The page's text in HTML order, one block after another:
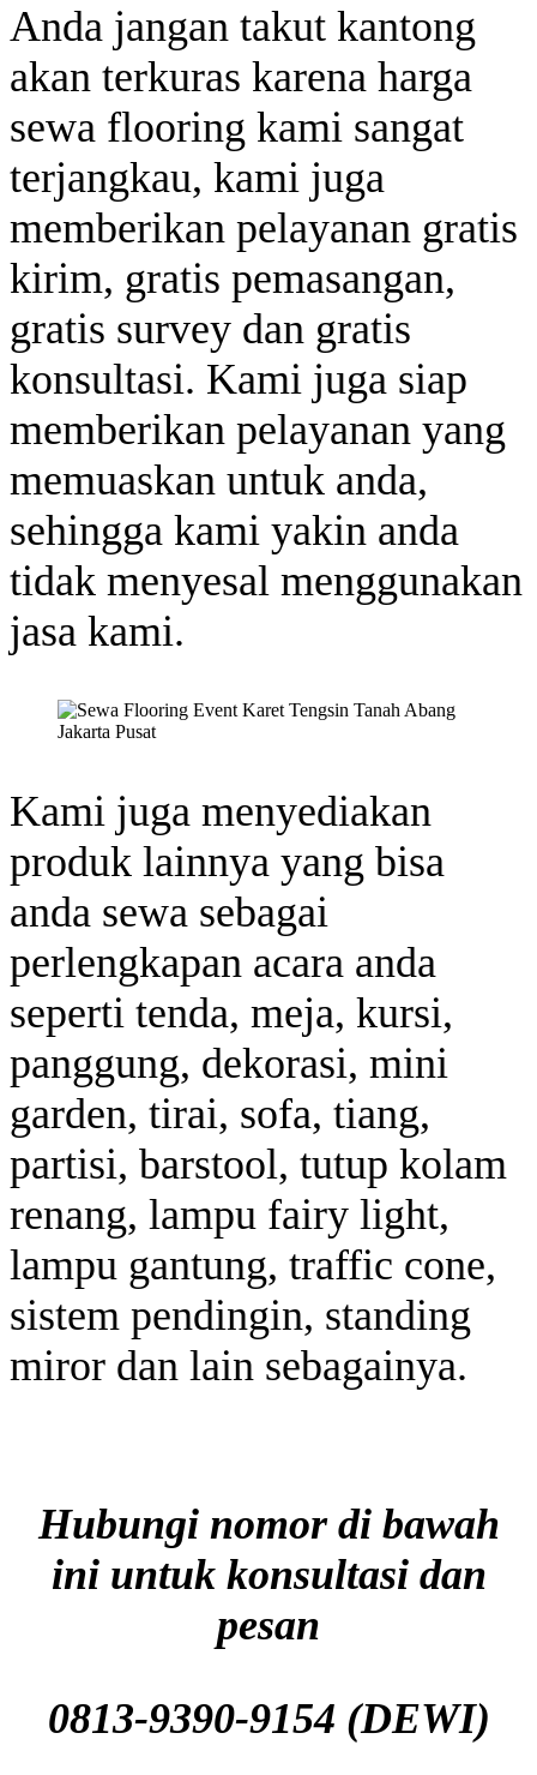
Anda jangan takut kantong
akan terkuras karena harga
sewa flooring kami sangat
terjangkau, kami juga
memberikan pelayanan gratis
kirim, gratis pemasangan,
gratis survey dan gratis
konsultasi. Kami juga siap
memberikan pelayanan yang
memuaskan untuk anda,
sehingga kami yakin anda
tidak menyesal menggunakan
jasa kami.
Kami juga menyediakan
produk lainnya yang bisa
anda sewa sebagai
perlengkapan acara anda
seperti tenda, meja, kursi,
panggung, dekorasi, mini
garden, tirai, sofa, tiang,
partisi, barstool, tutup kolam
renang, lampu fairy light,
lampu gantung, traffic cone,
sistem pendingin, standing
miror dan lain sebagainya.
Hubungi nomor di bawah
ini untuk konsultasi dan
pesan
0813-9390-9154 (DEWI)